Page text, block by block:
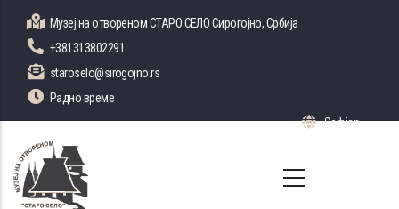
main
content
Музеј на отвореном СТАРО СЕЛО Сирогојно, Србија
+381313802291
staroselo@sirogojno.rs
Радно време
Serbian
List